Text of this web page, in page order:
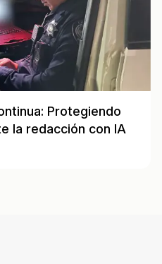
Protegiendo
la redacción con IA